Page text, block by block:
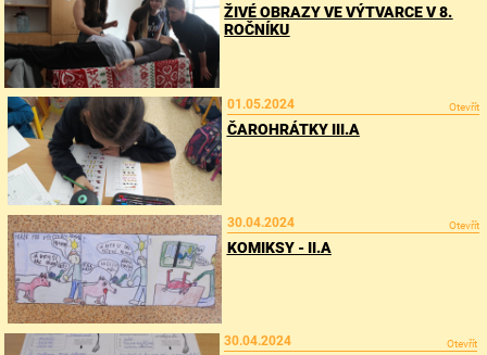
ŽIVÉ OBRAZY VE VÝTVARCE V 8.
ROČNÍKU
01.05.2024 Otevřít
ČAROHRÁTKY III.A
30.04.2024 Otevřít
KOMIKSY - II.A
30.04.2024 Otevřít